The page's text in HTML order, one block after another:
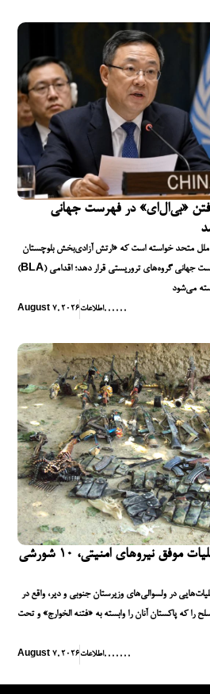
«بی‌ال‌ای» در فهرست جهانی
متحد خواسته است که «ارتش آزادی‌بخش بلوچستان»
(BLA) و «بریگاد مجید» را فوراً در فهرست جهانی گروه‌های تروریستی قرار دهد؛ اقدامی
می‌شود
August 7, 2026اطلاعات, , , , , ,
خیبرپختونخوا: در عملیات موفق نیروهای امنیتی، ۱۰ شورشی
در ولسوالی‌های وزیرستان جنوبی و دیر، واقع در
۱۰ فرد مسلح را که پاکستان آنان را وابسته به «فتنه الخوارج» و تحت
August 7, 2026اطلاعات, , , , , , ,